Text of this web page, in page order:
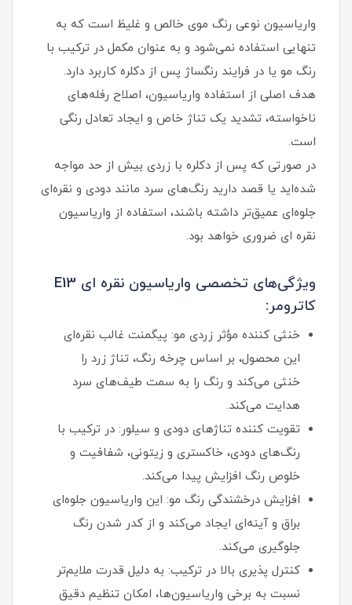
واریاسیون نوعی رنگ موی خالص و غلیظ است که به‌
تنهایی استفاده نمی‌شود و به عنوان مکمل در ترکیب با
رنگ مو یا در فرایند رنگساژ پس از دکلره کاربرد دارد.
هدف اصلی از استفاده واریاسیون، اصلاح رفله‌های
ناخواسته، تشدید یک تناژ خاص و ایجاد تعادل رنگی
است.
در صورتی که پس از دکلره با زردی بیش از حد مواجه
شده‌اید یا قصد دارید رنگ‌های سرد مانند دودی و نقره‌ای
جلوه‌ای عمیق‌تر داشته باشند، استفاده از واریاسیون
نقره ای ضروری خواهد بود.
ویژگی‌های تخصصی واریاسیون نقره ای E13
کاترومر:
خنثی‌ کننده مؤثر زردی مو: پیگمنت غالب نقره‌ای
این محصول، بر اساس چرخه رنگ، تناژ زرد را
خنثی می‌کند و رنگ را به سمت طیف‌های سرد
هدایت می‌کند.
تقویت‌ کننده تناژهای دودی و سیلور: در ترکیب با
رنگ‌های دودی، خاکستری و زیتونی، شفافیت و
خلوص رنگ افزایش پیدا می‌کند.
افزایش درخشندگی رنگ مو: این واریاسیون جلوه‌ای
براق و آینه‌ای ایجاد می‌کند و از کدر شدن رنگ
جلوگیری می‌کند.
کنترل‌ پذیری بالا در ترکیب: به دلیل قدرت ملایم‌تر
نسبت به برخی واریاسیون‌ها، امکان تنظیم دقیق